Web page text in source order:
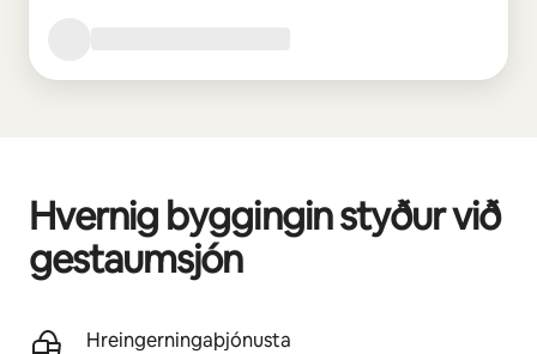
Hvernig byggingin styður við
gestaumsjón
Hreingerningaþjónusta